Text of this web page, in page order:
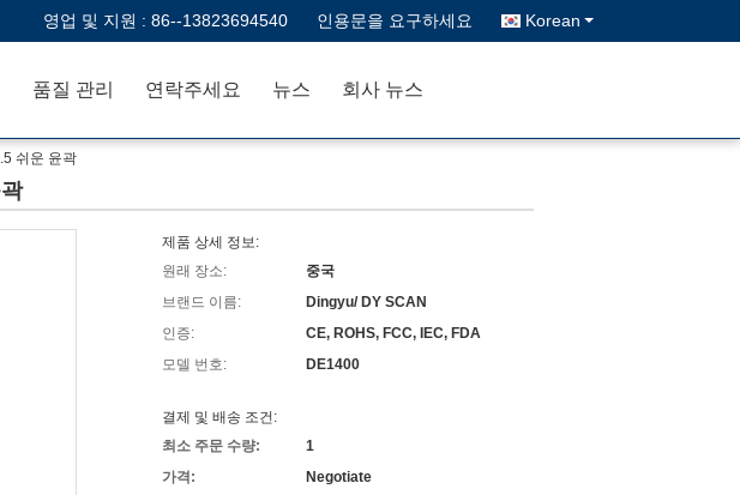
영업 및 지원 : 86--13823694540 인용문을 요구하세요 Korean
품질 관리 연락주세요 뉴스 회사 뉴스
쉬운 윤곽
제품 상세 정보:
원래 장소:
중국
브랜드 이름:
Dingyu/ DY SCAN
인증:
CE, ROHS, FCC, IEC, FDA
모델 번호:
DE1400
결제 및 배송 조건:
최소 주문 수량:
1
가격:
Negotiate